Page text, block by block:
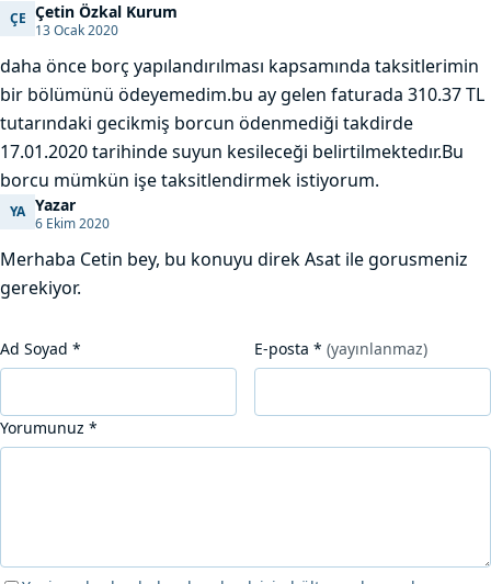
ÇEÇetin Özkal Kurum
Çetin Özkal Kurum
13 Ocak 2020
daha önce borç yapılandırılması kapsamında taksitlerimin
bir bölümünü ödeyemedim.bu ay gelen faturada 310.37 TL
tutarındaki gecikmiş borcun ödenmediği takdirde
17.01.2020 tarihinde suyun kesileceği belirtilmektedır.Bu
borcu mümkün işe taksitlendirmek istiyorum.
YAYazar
Yazar
6 Ekim 2020
Merhaba Cetin bey, bu konuyu direk Asat ile gorusmeniz
gerekiyor.
Ad Soyad * E-posta * (yayınlanmaz)
Yorumunuz *